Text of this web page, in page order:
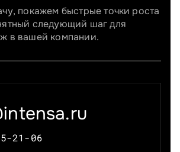
покажем быстрые точки роста
следующий шаг для
в вашей компании.
21-06